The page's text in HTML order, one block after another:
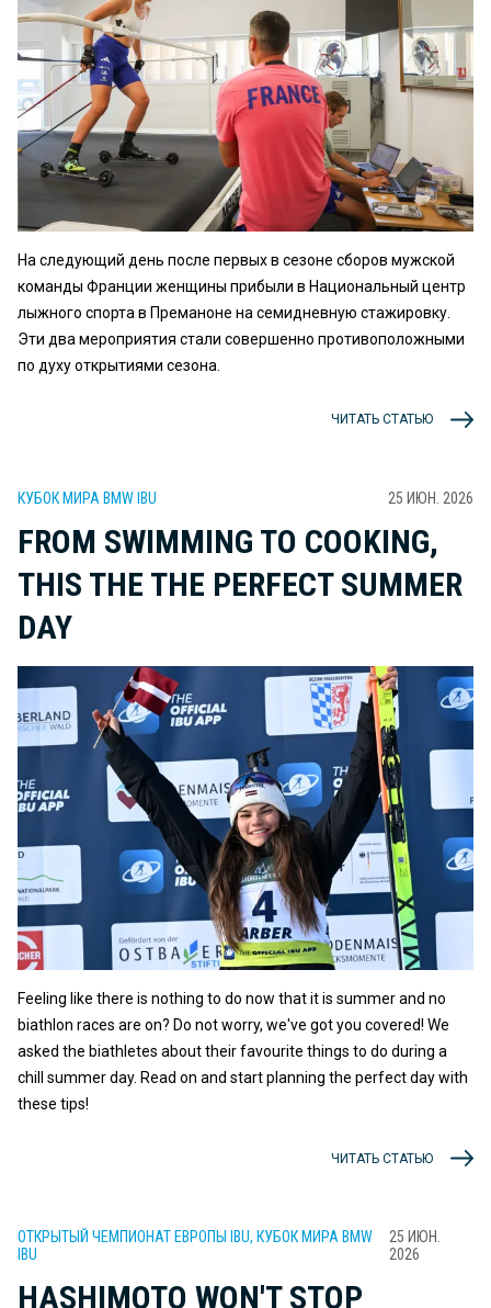
На следующий день после первых в сезоне сборов мужской
команды Франции женщины прибыли в Национальный центр
лыжного спорта в Преманоне на семидневную стажировку.
Эти два мероприятия стали совершенно противоположными
по духу открытиями сезона.
ЧИТАТЬ СТАТЬЮ
КУБОК МИРА BMW IBU 25 ИЮН. 2026
FROM SWIMMING TO COOKING,
THIS THE THE PERFECT SUMMER
DAY
Feeling like there is nothing to do now that it is summer and no
biathlon races are on? Do not worry, we've got you covered! We
asked the biathletes about their favourite things to do during a
chill summer day. Read on and start planning the perfect day with
these tips!
ЧИТАТЬ СТАТЬЮ
ОТКРЫТЫЙ ЧЕМПИОНАТ ЕВРОПЫ IBU, КУБОК МИРА BMW
IBU
25 ИЮН.
2026
HASHIMOTO WON'T STOP